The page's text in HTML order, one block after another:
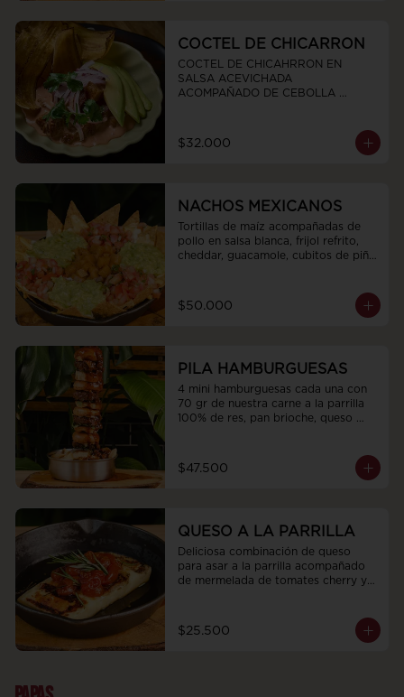
COCTEL DE CHICARRON
COCTEL DE CHICAHRRON EN
SALSA ACEVICHADA
ACOMPAÑADO DE CEBOLLA
$32.000
NACHOS MEXICANOS
Tortillas de maíz acompañadas de
pollo en salsa blanca, frijol refrito,
cheddar, guacamole, cubitos de piña
$50.000
PILA HAMBURGUESAS
4 mini hamburguesas cada una con
70 gr de nuestra carne a la parrilla
100% de res, pan brioche, queso
salsa de la casa de tu elección, bbq
demiglas con topping crocante de
$47.500
QUESO A LA PARRILLA
Deliciosa combinación de queso
para asar a la parrilla acompañado
de mermelada de tomates cherry y
$25.500